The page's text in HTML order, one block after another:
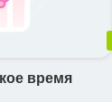
время